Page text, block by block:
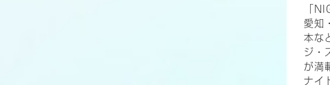
「
愛知
本な
ジ・
が満
ナイ